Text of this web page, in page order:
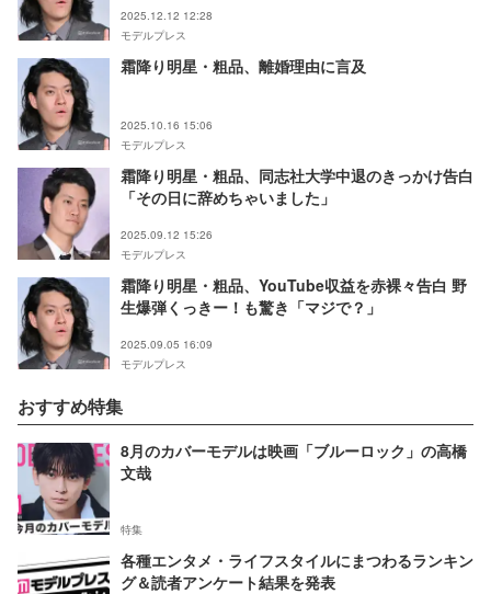
2025.12.12 12:28
モデルプレス
霜降り明星・粗品、離婚理由に言及
2025.10.16 15:06
モデルプレス
霜降り明星・粗品、同志社大学中退のきっかけ告白
「その日に辞めちゃいました」
2025.09.12 15:26
モデルプレス
霜降り明星・粗品、YouTube収益を赤裸々告白 野
生爆弾くっきー！も驚き「マジで？」
2025.09.05 16:09
モデルプレス
おすすめ特集
8月のカバーモデルは映画「ブルーロック」の高橋
文哉
特集
各種エンタメ・ライフスタイルにまつわるランキン
グ＆読者アンケート結果を発表